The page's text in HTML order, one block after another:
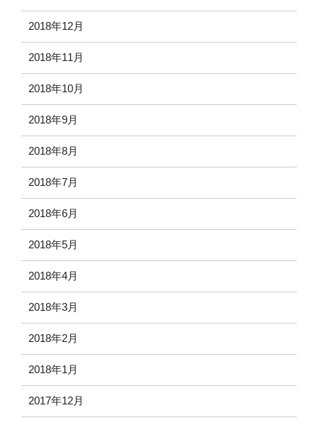
2018年12月
2018年11月
2018年10月
2018年9月
2018年8月
2018年7月
2018年6月
2018年5月
2018年4月
2018年3月
2018年2月
2018年1月
2017年12月